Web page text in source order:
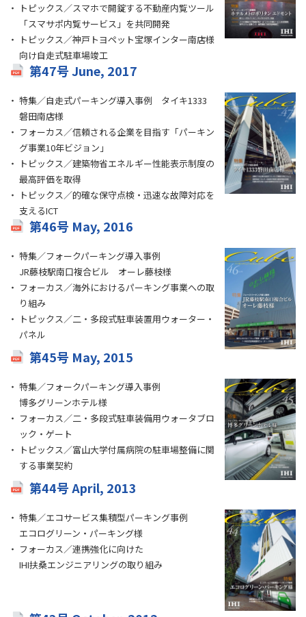
トピックス／スマホで開錠する不動産内覧ツール
「スマサポ内覧サービス」を共同開発
トピックス／神戸トヨペット宝塚インター南店様
向け自走式駐車場竣工
第47号 June, 2017
特集／自走式パーキング導入事例 タイキ1333
磐田南店様
フォーカス／信頼される企業を目指す「パーキン
グ事業10年ビジョン」
トピックス／建築物省エネルギー性能表示制度の
最高評価を取得
トピックス／的確な保守点検・迅速な故障対応を
支えるICT
第46号 May, 2016
特集／フォークパーキング導入事例
JR藤枝駅南口複合ビル オーレ藤枝様
フォーカス／海外におけるパーキング事業への取
り組み
トピックス／二・多段式駐車装置用ウォーター・
パネル
第45号 May, 2015
特集／フォークパーキング導入事例
博多グリーンホテル様
フォーカス／二・多段式駐車装備用ウォータブロ
ック・ゲート
トピックス／富山大学付属病院の駐車場整備に関
する事業契約
第44号 April, 2013
特集／エコサービス集積型パーキング事例
エコログリーン・パーキング様
フォーカス／連携強化に向けた
IHI扶桑エンジニアリングの取り組み